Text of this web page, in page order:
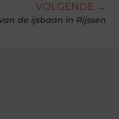
VOLGENDE →
de ijsbaan in Rijssen